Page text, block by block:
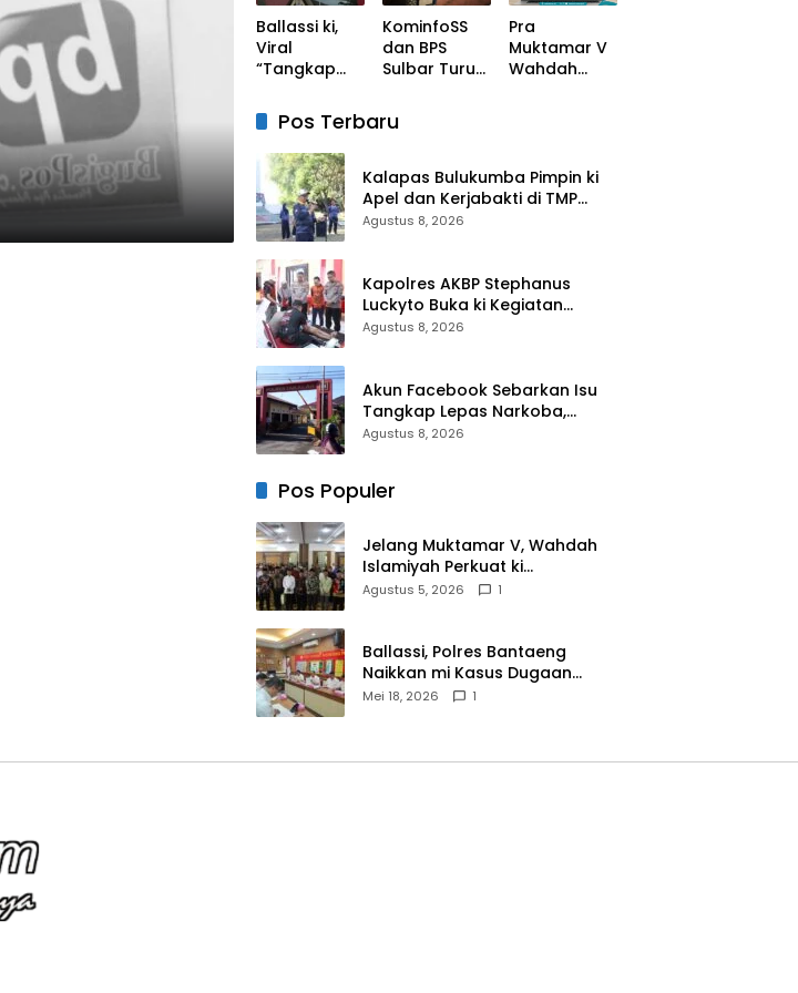
Polres
Bulukumba
Kerjasama
dengan
Pancasila
Narkoba
Polres
Takalar: Itu
Hoax dan
Ballassi ki,
Viral
“Tangkap
“86” Kasat
Narkoba
Polres
Takalar
Sebut Hoax
KominfoSS
dan BPS
Sulbar Turun
Sensus
2026
Berjalan
Nyaman dan
Pra
Muktamar V
Wahdah
Momentum
Perkuat
Dakwah
Pos Terbaru
Kalapas Bulukumba Pimpin ki
Apel dan Kerjabakti di TMP
Taccorong
Agustus 8, 2026
Kapolres AKBP Stephanus
Luckyto Buka ki Kegiatan
Sunatan Massal, Polres
Agustus 8, 2026
Akun Facebook Sebarkan Isu
Tangkap Lepas Narkoba,
Kasat Narkoba Polres Takalar:
Agustus 8, 2026
Pos Populer
Jelang Muktamar V, Wahdah
Islamiyah Perkuat ki
Wasathiyah dan Kebangsaan
Agustus 5, 2026 1
Ballassi, Polres Bantaeng
Naikkan mi Kasus Dugaan
Korupsi PDAM ke Penyidikan
Mei 18, 2026 1